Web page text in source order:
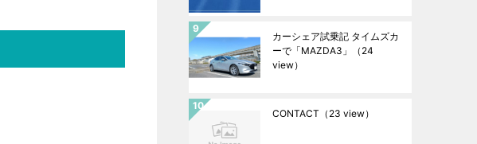
カーシェア試乗記 タイムズカ
ーで「MAZDA3」
（24
view）
CONTACT （23 view）